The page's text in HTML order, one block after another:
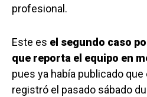
profesional.
Este es el segundo caso
que reporta el equipo en
pues ya había publicado
registró el pasado sábado